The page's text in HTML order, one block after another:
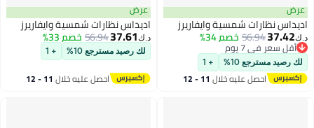
عرض
اديداس نظارات شمسية وايفاريرز
د.ك‏37.42
56.94خصم 34%
أقل سعر في 7 يوم
أقل سعر في 7 يوم
لك رصيد مسترجع 10% + 1
احصل عليه خلال 11 - 12
عرض
اديداس نظارات شمسية وايفاريرز
د.ك‏37.61
56.94خصم 33%
لك رصيد مسترجع 10% + 1
احصل عليه خلال 11 - 12